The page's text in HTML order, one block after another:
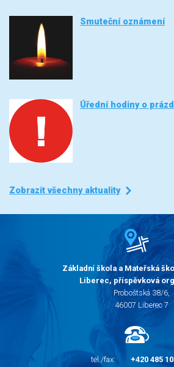
Smuteční oznámení
Úřední hodiny o
Zobrazit všechny aktuality
Základní škola a Mateřská
Liberec, příspěvková
Proboštská 38/6,
46007 Liberec 7
tel./fax: +420 485